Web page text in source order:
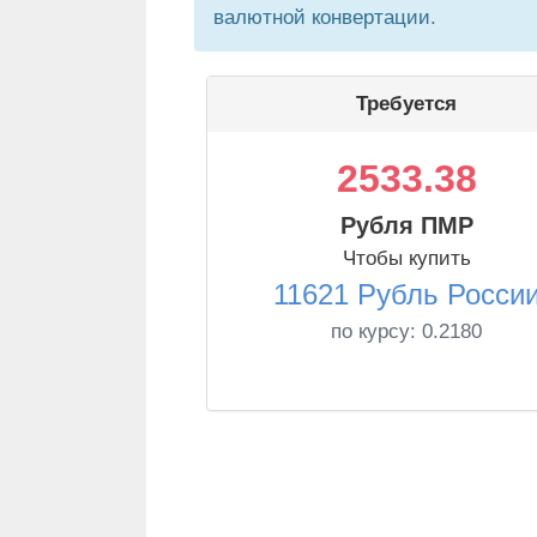
валютной конвертации.
Требуется
2533.38
Рубля ПМР
Чтобы купить
11621 Рубль
по курсу: 0.2180